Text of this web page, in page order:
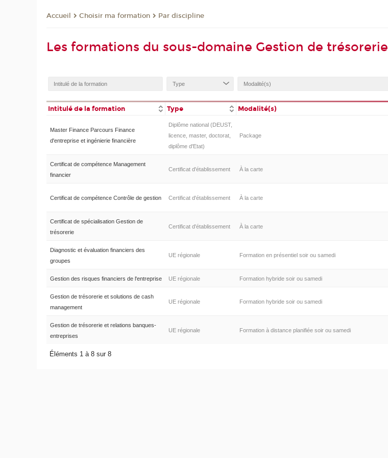
Accueil Choisir ma formation Par discipline
Les formations du sous-domaine Gestion de trésorerie
Intitulé de la formation Type Modalité(s)
Master Finance Parcours Finance
d'entreprise et ingénierie financière
Diplôme national (DEUST,
licence, master, doctorat,
diplôme d'Etat)
Package
Certificat de compétence Management
financier
Certificat d'établissement À la carte
Certificat de compétence Contrôle de gestion Certificat d'établissement À la carte
Certificat de spécialisation Gestion de
trésorerie
Certificat d'établissement À la carte
Diagnostic et évaluation financiers des
groupes
UE régionale Formation en présentiel soir ou samedi
Gestion des risques financiers de l'entreprise UE régionale Formation hybride soir ou samedi
Gestion de trésorerie et solutions de cash
management
UE régionale Formation hybride soir ou samedi
Gestion de trésorerie et relations banques-
entreprises
UE régionale Formation à distance planifiée soir ou samedi
Éléments 1 à 8 sur 8